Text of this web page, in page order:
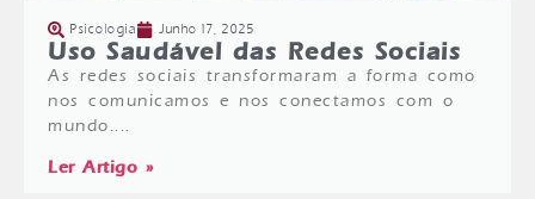
Psicologia Junho 17, 2025
Uso Saudável das Redes Sociais
As redes sociais transformaram a forma como
nos comunicamos e nos conectamos com o
mundo....
Ler Artigo »